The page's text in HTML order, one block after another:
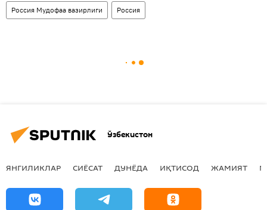
Россия Мудофаа вазирлиги Россия
Ўзбекистон
ЯНГИЛИКЛАР СИЁСАТ ДУНЁДА ИҚТИСОД ЖАМИЯТ